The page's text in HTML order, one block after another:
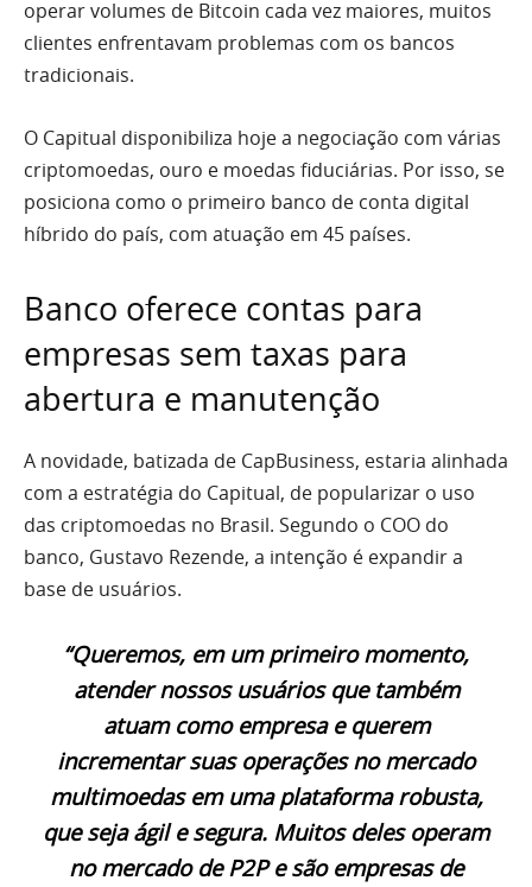
operar volumes de Bitcoin cada vez maiores, muitos
clientes enfrentavam problemas com os bancos
tradicionais.
O Capitual disponibiliza hoje a negociação com várias
criptomoedas, ouro e moedas fiduciárias. Por isso, se
posiciona como o primeiro banco de conta digital
híbrido do país, com atuação em 45 países.
Banco oferece contas para
empresas sem taxas para
abertura e manutenção
A novidade, batizada de CapBusiness, estaria alinhada
com a estratégia do Capitual, de popularizar o uso
das criptomoedas no Brasil. Segundo o COO do
banco, Gustavo Rezende, a intenção é expandir a
base de usuários.
“Queremos, em um primeiro momento,
atender nossos usuários que também
atuam como empresa e querem
incrementar suas operações no mercado
multimoedas em uma plataforma robusta,
que seja ágil e segura. Muitos deles operam
no mercado de P2P e são empresas de